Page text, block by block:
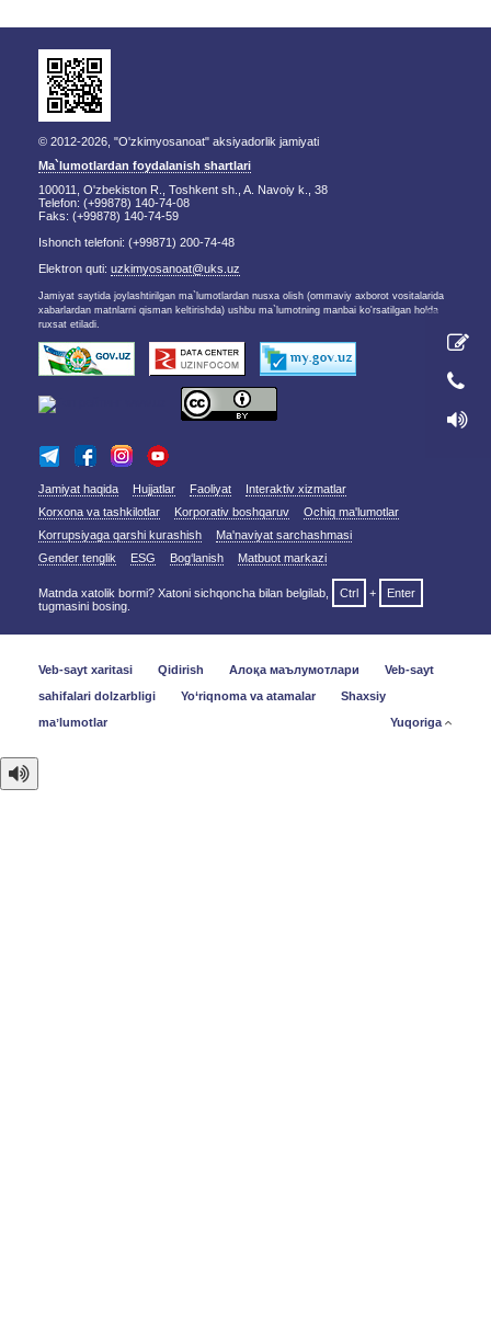
© 2012-2026, "O'zkimyosanoat" aksiyadorlik jamiyati
Ma`lumotlardan foydalanish shartlari
100011, O'zbekiston R., Toshkent sh., A. Navoiy k., 38
Telefon: (+99878) 140-74-08
Faks: (+99878) 140-74-59
Ishonch telefoni: (+99871) 200-74-48
Elektron quti: uzkimyosanoat@uks.uz
Jamiyat saytida joylashtirilgan ma`lumotlardan nusxa olish (ommaviy axborot vositalarida
xabarlardan matnlarni qisman keltirishda) ushbu ma`lumotning manbai ko'rsatilgan holda
ruxsat etiladi.
Jamiyat haqida Hujjatlar Faoliyat
Interaktiv xizmatlar
Korxona va tashkilotlar
Korporativ boshqaruv
Ochiq ma'lumotlar
Korrupsiyaga qarshi kurashish
Ma'naviyat sarchashmasi
Gender tenglik
ESG Bog‘lanish Matbuot markazi
Matnda xatolik bormi? Xatoni sichqoncha bilan belgilab, Ctrl +
Enter
tugmasini bosing.
Veb-sayt xaritasi Qidirish Алоқа маълумотлари
Veb-sayt
sahifalari dolzarbligi
Yo‘riqnoma va atamalar
Shaxsiy
maʼlumotlar
Yuqoriga